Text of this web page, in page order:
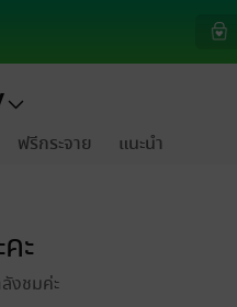
ฟรีกระจาย แนะนำ
ะ
งชมค่ะ